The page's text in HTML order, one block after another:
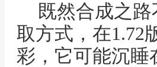
既然合成之
取方式，在1.72
彩，它可能沉睡